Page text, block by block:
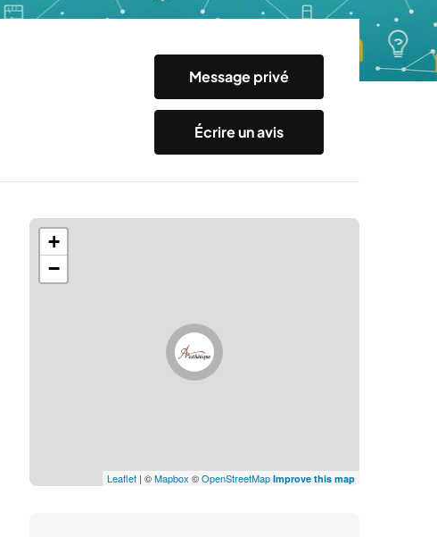
Message privé
Écrire un avis
+
−
Leaflet| ©Mapbox ©OpenStreetMap Improve this map